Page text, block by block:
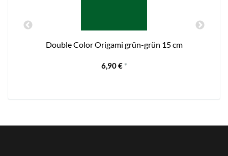
Double Color Origami grün-grün 15 cm
6,90 € *